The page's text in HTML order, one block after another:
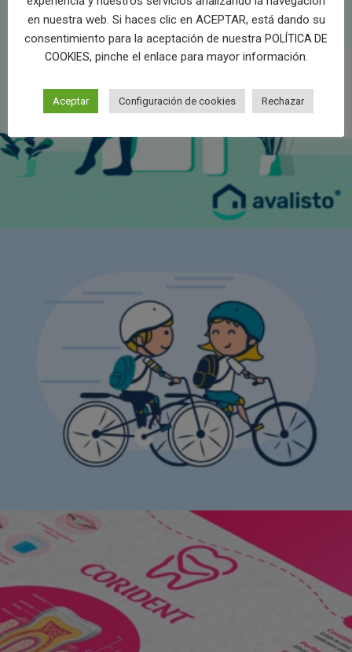
en nuestra web. Si haces clic en ACEPTAR, está dando su
consentimiento para la aceptación de nuestra POLÍTICA DE
COOKIES, pinche el enlace para mayor información.
Aceptar Configuración de cookies Rechazar